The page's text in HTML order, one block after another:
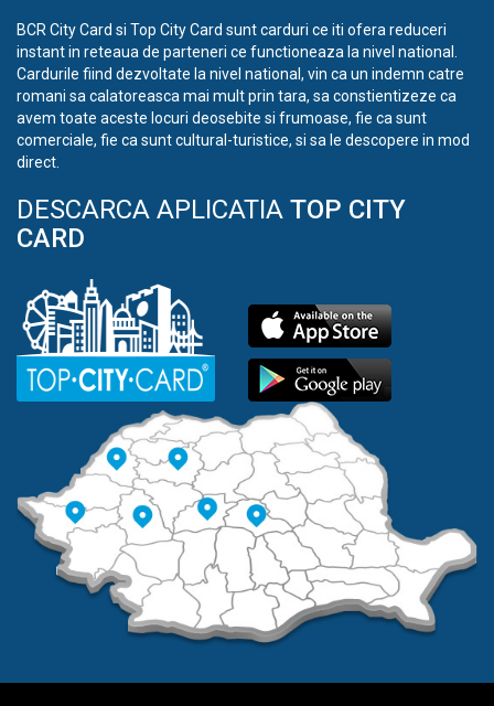
BCR City Card si Top City Card sunt carduri ce iti ofera reduceri
instant in reteaua de parteneri ce functioneaza la nivel national.
Cardurile fiind dezvoltate la nivel national, vin ca un indemn catre
romani sa calatoreasca mai mult prin tara, sa constientizeze ca
avem toate aceste locuri deosebite si frumoase, fie ca sunt
comerciale, fie ca sunt cultural-turistice, si sa le descopere in mod
direct.
DESCARCA APLICATIA TOP CITY
CARD